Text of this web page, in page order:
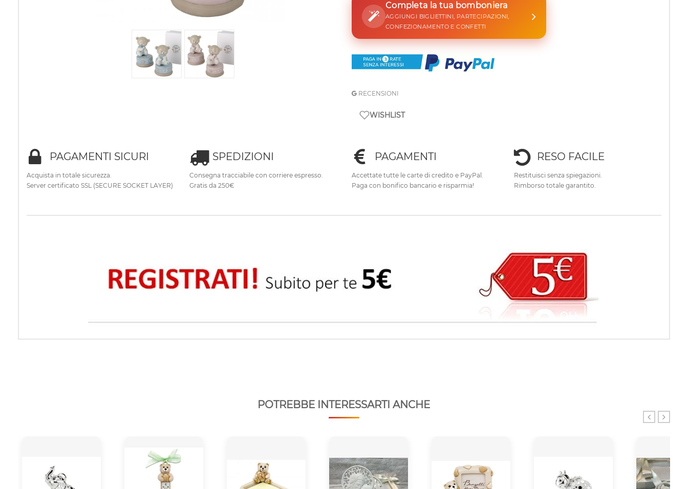
Completa la tua bomboniera
AGGIUNGI BIGLIETTINI, PARTECIPAZIONI,
CONFEZIONAMENTO E CONFETTI
RECENSIONI
WISHLIST
PAGAMENTI SICURI
Acquista in totale sicurezza.
Server certificato SSL (SECURE SOCKET LAYER)
SPEDIZIONI
Consegna tracciabile con corriere espresso.
Gratis da 250€
PAGAMENTI
Accettate tutte le carte di credito e PayPal.
Paga con bonifico bancario e risparmia!
RESO FACILE
Restituisci senza spiegazioni.
Rimborso totale garantito.
POTREBBE INTERESSARTI ANCHE